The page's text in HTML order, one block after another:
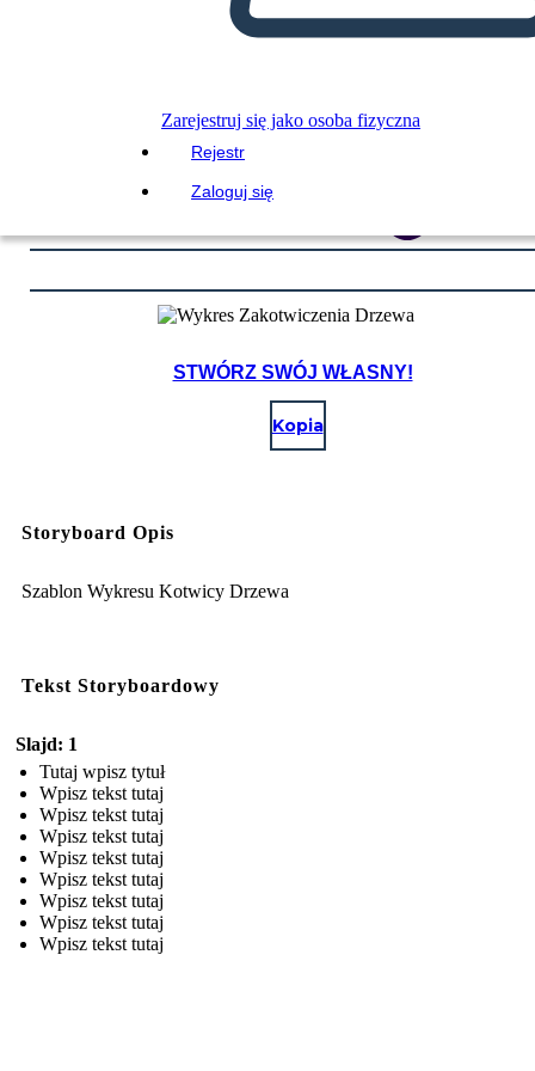
Zarejestruj się jako osoba fizyczna
Rejestr
Zaloguj się
STWÓRZ SWÓJ WŁASNY!
Kopia
Storyboard Opis
Szablon Wykresu Kotwicy Drzewa
Tekst Storyboardowy
Slajd: 1
Tutaj wpisz tytuł
Wpisz tekst tutaj
Wpisz tekst tutaj
Wpisz tekst tutaj
Wpisz tekst tutaj
Wpisz tekst tutaj
Wpisz tekst tutaj
Wpisz tekst tutaj
Wpisz tekst tutaj